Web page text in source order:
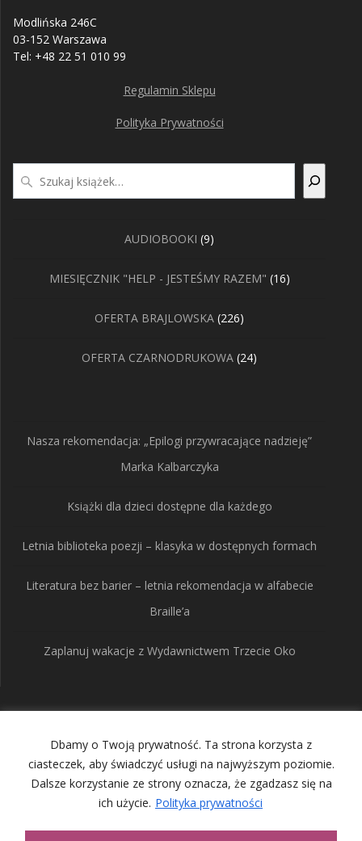
Dbamy o Twoją prywatność. Ta strona korzysta z
ciasteczek, aby świadczyć usługi na najwyższym poziomie.
Dalsze korzystanie ze strony oznacza, że zgadzasz się na
ich użycie. Polityka prywatności
Modlińska 246C
03-152 Warszawa
Tel: +48 22 51 010 99
Regulamin Sklepu
Polityka Prywatności
AUDIOBOOKI 99
MIESIĘCZNIK "HELP - JESTEŚMY RAZEM" 1616
OFERTA BRAJLOWSKA 226226
OFERTA CZARNODRUKOWA 2424
Nasza rekomendacja: „Epilogi przywracające nadzieję”
Marka Kalbarczyka
Książki dla dzieci dostępne dla każdego
Letnia biblioteka poezji – klasyka w dostępnych formach
Literatura bez barier – letnia rekomendacja w alfabecie
Braille’a
Zaplanuj wakacje z Wydawnictwem Trzecie Oko
Wydawnictwo Trzecie
Oko
© 2026 Wydawnictwo Trzecie Oko. Built using WordPress and